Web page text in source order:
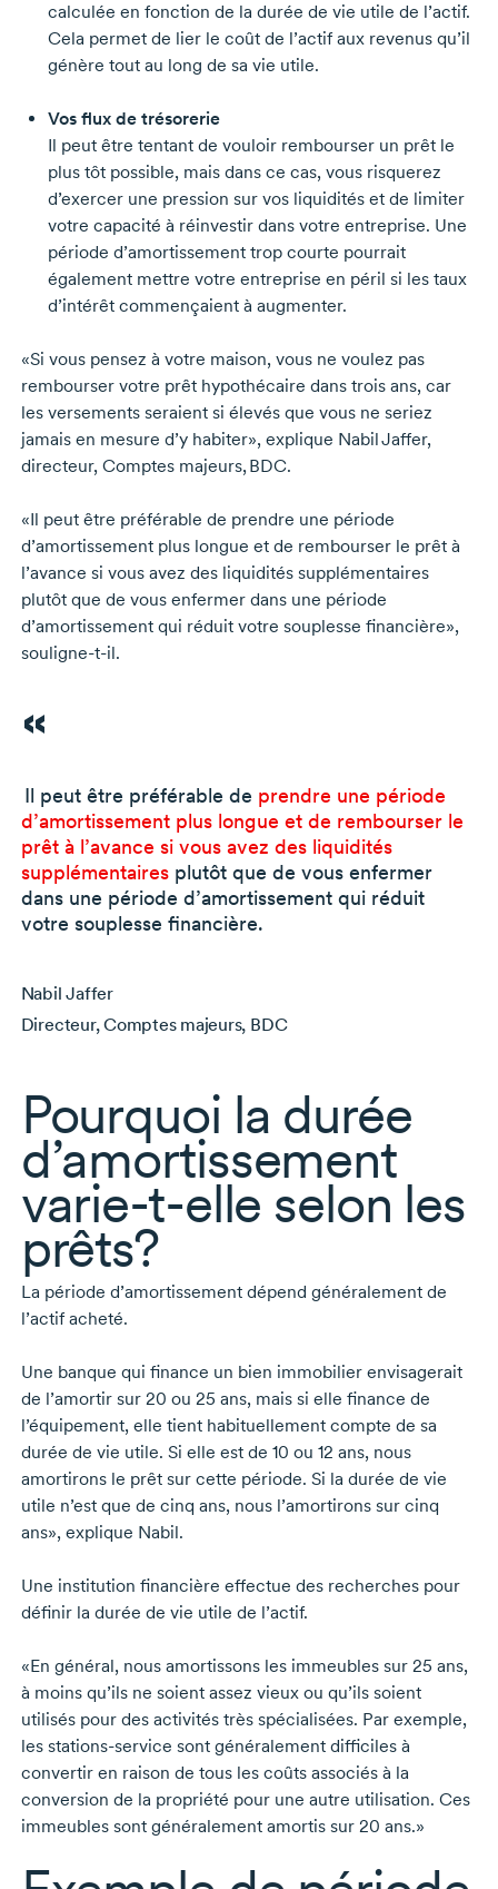
calculée en fonction de la durée de vie utile de l’actif.
Cela permet de lier le coût de l’actif aux revenus qu’il
génère tout au long de sa vie utile.
Vos flux de trésorerie
Il peut être tentant de vouloir rembourser un prêt le
plus tôt possible, mais dans ce cas, vous risquerez
d’exercer une pression sur vos liquidités et de limiter
votre capacité à réinvestir dans votre entreprise. Une
période d’amortissement trop courte pourrait
également mettre votre entreprise en péril si les taux
d’intérêt commençaient à augmenter.
«Si vous pensez à votre maison, vous ne voulez pas
rembourser votre prêt hypothécaire dans trois ans, car
les versements seraient si élevés que vous ne seriez
jamais en mesure d’y habiter», explique Nabil Jaffer,
directeur, Comptes majeurs, BDC.
«Il peut être préférable de prendre une période
d’amortissement plus longue et de rembourser le prêt à
l’avance si vous avez des liquidités supplémentaires
plutôt que de vous enfermer dans une période
d’amortissement qui réduit votre souplesse financière»,
souligne-t-il.
Il peut être préférable de prendre une période
d’amortissement plus longue et de rembourser le
prêt à l’avance si vous avez des liquidités
supplémentairesplutôt que de vous enfermer
dans une période d’amortissement qui réduit
votre souplesse financière.
Nabil Jaffer
Directeur, Comptes majeurs, BDC
Pourquoi la durée
d’amortissement
varie-t-elle selon les
prêts?
La période d’amortissement dépend généralement de
l’actif acheté.
Une banque qui finance un bien immobilier envisagerait
de l’amortir sur 20 ou 25 ans,mais si elle finance de
l’équipement, elle tient habituellement compte de sa
durée de vie utile. Si elle est de 10 ou 12 ans,nous
amortirons le prêt sur cette période. Si la durée de vie
utile n’est que de cinq ans, nous l’amortirons sur cinq
ans», explique Nabil.
Une institution financière effectue des recherches pour
définir la durée de vie utile de l’actif.
«En général, nous amortissons les immeubles sur 25 ans,
à moins qu’ils ne soient assez vieux ou qu’ils soient
utilisés pour des activités très spécialisées. Par exemple,
les stations-service sont généralement difficiles à
convertir en raison de tous les coûts associés à la
conversion de la propriété pour une autre utilisation. Ces
immeubles sont généralement amortis sur 20 ans.»